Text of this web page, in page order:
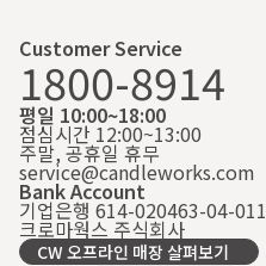
Customer Service
1800-8914
평일 10:00~18:00
점심시간 12:00~13:00
주말, 공휴일 휴무
service@candleworks.com
Bank Account
기업은행 614-020463-04-011
크로마웍스 주식회사
CW 오프라인 매장 살펴보기